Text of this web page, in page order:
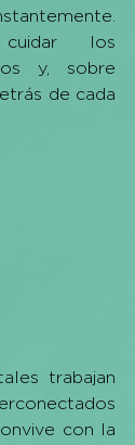
cuidar los
y, sobre
de cada
trabajan
con la